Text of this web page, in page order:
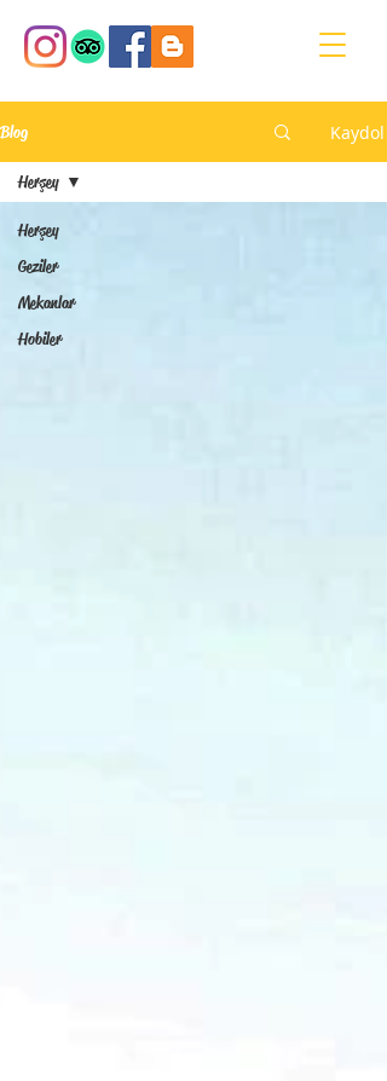
Blog Kaydol
Herşey
Geziler
Mekanlar
Hobiler
Herşey